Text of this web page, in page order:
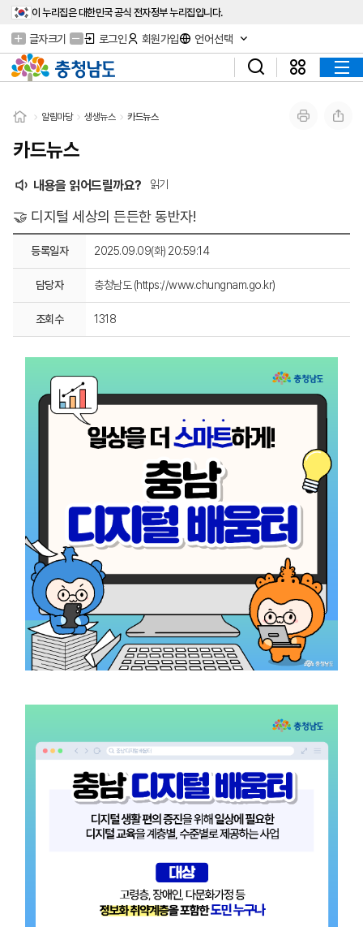
이 누리집은 대한민국 공식 전자정부 누리집입니다.
글자크기 로그인 회원가입 언어선택
알림마당 생생뉴스 카드뉴스
카드뉴스
내용을 읽어드릴까요? 읽기
🤝 디지털 세상의 든든한 동반자!
등록일자 2025.09.09(화) 20:59:14
담당자 충청남도 (https://www.chungnam.go.kr)
조회수 1318